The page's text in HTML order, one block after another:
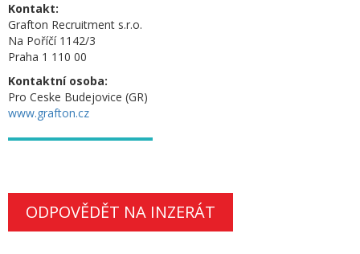
Kontakt:
Grafton Recruitment s.r.o.
Na Poříčí 1142/3
Praha 1 110 00
Kontaktní osoba:
Pro Ceske Budejovice (GR)
www.grafton.cz
ODPOVĚDĚT NA INZERÁT